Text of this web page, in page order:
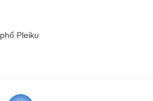
Pleiku